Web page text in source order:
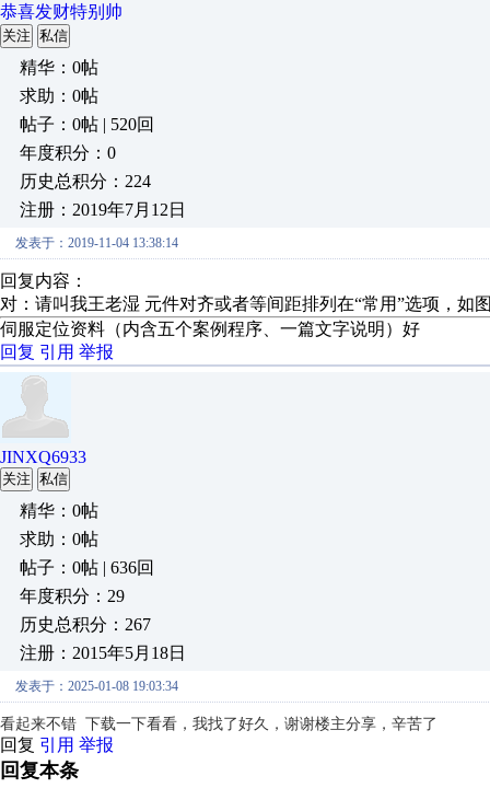
恭喜发财特别帅
关注 私信
精华：0帖
求助：0帖
帖子：0帖 | 520回
年度积分：0
历史总积分：224
注册：2019年7月12日
发表于：2019-11-04 13:38:14
回复内容：
对：请叫我王老湿 元件对齐或者等间距排列在“常用”选项，
伺服定位资料（内含五个案例程序、一篇文字说明）好
回复 引用 举报
JINXQ6933
关注 私信
精华：0帖
求助：0帖
帖子：0帖 | 636回
年度积分：29
历史总积分：267
注册：2015年5月18日
发表于：2025-01-08 19:03:34
看起来不错 下载一下看看，我找了好久，谢谢楼主分享，辛苦了
回复 引用 举报
回复本条